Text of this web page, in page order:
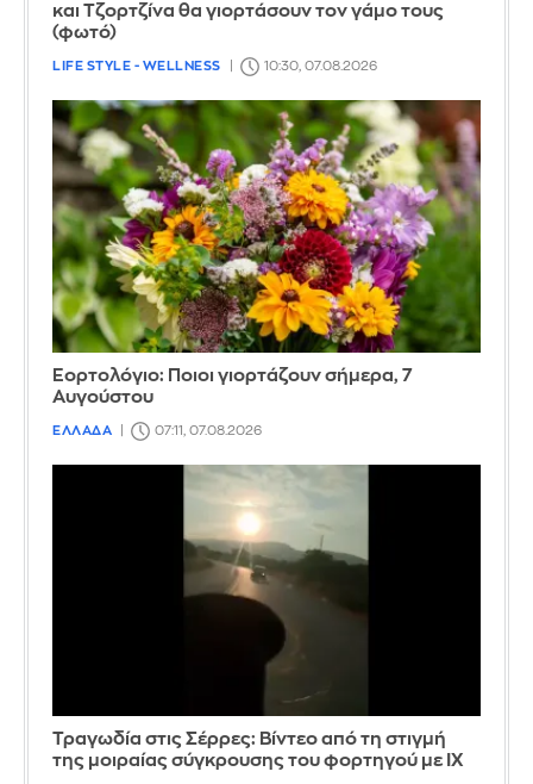
και Τζορτζίνα θα γιορτάσουν τον γάμο τους
(φωτό)
LIFE STYLE - WELLNESS 10:30, 07.08.2026
Εορτολόγιο: Ποιοι γιορτάζουν σήμερα, 7
Αυγούστου
ΕΛΛΑΔΑ 07:11, 07.08.2026
Τραγωδία στις Σέρρες: Βίντεο από τη στιγμή
της μοιραίας σύγκρουσης του φορτηγού με ΙΧ